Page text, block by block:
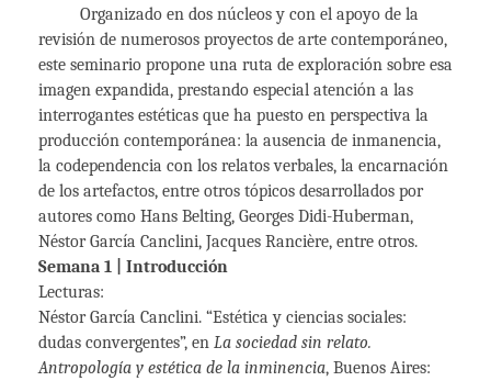
Organizado en dos núcleos y con el apoyo de la
revisión de numerosos proyectos de arte contemporáneo,
este seminario propone una ruta de exploración sobre esa
imagen expandida, prestando especial atención a las
interrogantes estéticas que ha puesto en perspectiva la
producción contemporánea: la ausencia de inmanencia,
la codependencia con los relatos verbales, la encarnación
de los artefactos, entre otros tópicos desarrollados por
autores como Hans Belting, Georges Didi-Huberman,
Néstor García Canclini, Jacques Rancière, entre otros.
Semana 1 | Introducción
Lecturas:
Néstor García Canclini. “Estética y ciencias sociales:
dudas convergentes”, en La sociedad sin relato.
Antropología y estética de la inminencia, Buenos Aires: